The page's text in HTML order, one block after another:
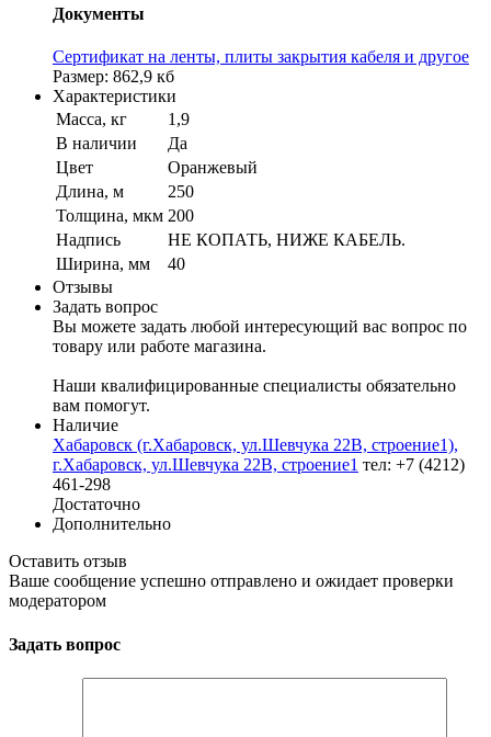
Документы
Сертификат на ленты, плиты закрытия кабеля и другое
Размер: 862,9 кб
Характеристики
Масса, кг
1,9
В наличии
Да
Цвет
Оранжевый
Длина, м
250
Толщина, мкм 200
Надпись
НЕ КОПАТЬ, НИЖЕ КАБЕЛЬ.
Ширина, мм
40
Отзывы
Задать вопрос
Вы можете задать любой интересующий вас вопрос по
товару или работе магазина.
Наши квалифицированные специалисты обязательно
вам помогут.
Наличие
Хабаровск (г.Хабаровск, ул.Шевчука 22В, строение1),
г.Хабаровск, ул.Шевчука 22В, строение1 тел: +7 (4212)
461-298
Достаточно
Дополнительно
Оставить отзыв
Ваше сообщение успешно отправлено и ожидает проверки
модератором
Задать вопрос